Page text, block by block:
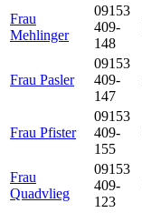
Frau
Mehlinger
09153
409-
148
Frau Pasler
09153
409-
147
Frau Pfister
09153
409-
155
Frau
Quadvlieg
09153
409-
123